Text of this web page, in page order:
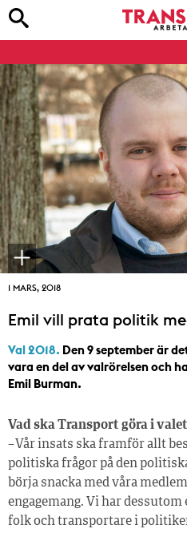
1 MARS, 2018
Emil vill prata politik
Val 2018. Den 9 september är
vara en del av valrörelsen och
Emil Burman.
Vad ska Transport göra i
– Vår insats ska framför allt
politiska frågor på den
börja snacka med våra
engagemang. Vi har
folk och transportare i